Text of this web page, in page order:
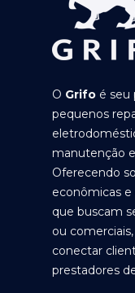
O Grifo é seu
pequenos
manutenção
Oferecendo
econômicas
que buscam
ou
conectar
prestadores